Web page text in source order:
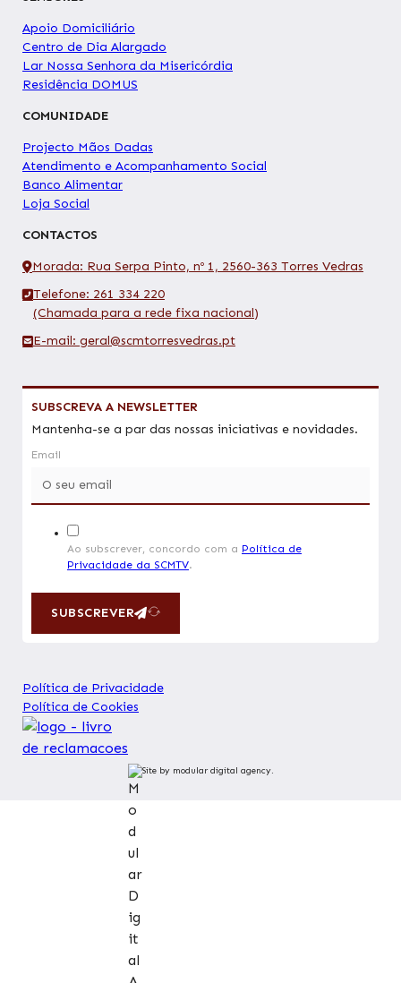
Apoio Domiciliário
Centro de Dia Alargado
Lar Nossa Senhora da Misericórdia
Residência DOMUS
COMUNIDADE
Projecto Mãos Dadas
Atendimento e Acompanhamento Social
Banco Alimentar
Loja Social
CONTACTOS
Morada: Rua Serpa Pinto, nº 1, 2560-363 Torres Vedras
Telefone: 261 334 220
(Chamada para a rede fixa nacional)
E-mail: geral@scmtorresvedras.pt
SUBSCREVA A NEWSLETTER
Mantenha-se a par das nossas iniciativas e novidades.
Email
Ao subscrever, concordo com a Política de
Privacidade da SCMTV.
SUBSCREVER
Política de Privacidade
Política de Cookies
Site by modular digital agency.